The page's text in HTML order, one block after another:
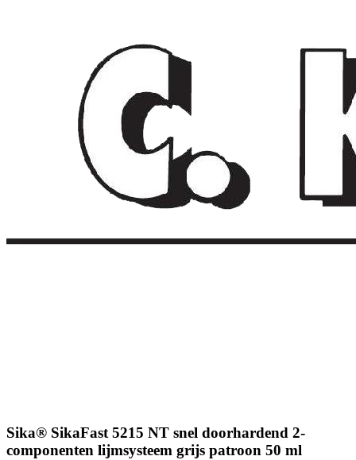
Sika® SikaFast 5215 NT snel doorhardend 2-
componenten lijmsysteem grijs patroon 50 ml